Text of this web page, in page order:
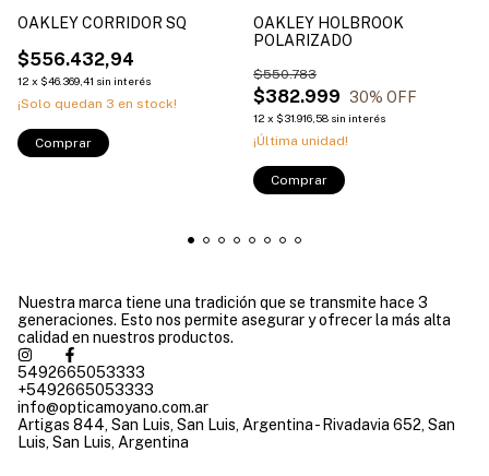
OAKLEY CORRIDOR SQ
$556.432,94
12 x $46.369,41 sin interés
¡Solo quedan 3 en stock!
Comprar
OAKLEY HOLBROOK
POLARIZADO
$382.999
$550.783
30% OFF
12 x $31.916,58 sin interés
¡Última unidad!
Comprar
Nuestra marca tiene una tradición que se transmite hace 3
generaciones. Esto nos permite asegurar y ofrecer la más alta
calidad en nuestros productos.
5492665053333
+5492665053333
info@opticamoyano.com.ar
Artigas 844, San Luis, San Luis, Argentina - Rivadavia 652, San
Luis, San Luis, Argentina